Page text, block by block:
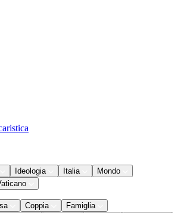
Ideologia Italia
Mondo
Coppia
Famiglia